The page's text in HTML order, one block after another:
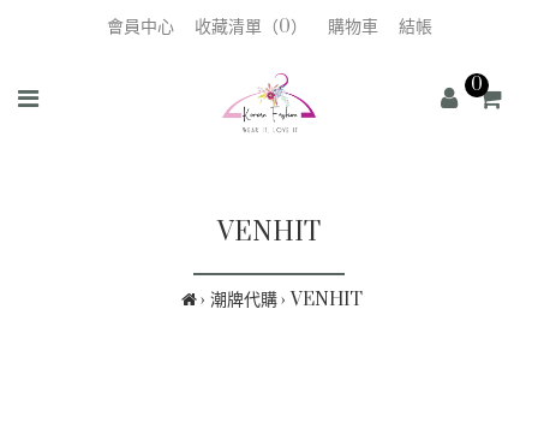
會員中心 收藏清單（0） 購物車 結帳
0
VENHIT
潮牌代購 VENHIT